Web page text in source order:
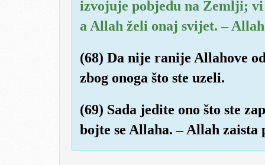
izvojuje pobjedu na Zemlji;
a Allah želi onaj svijet. –
(68) Da nije ranije Allahove
zbog onoga što ste uzeli.
(69) Sada jedite ono što ste
bojte se Allaha. – Allah